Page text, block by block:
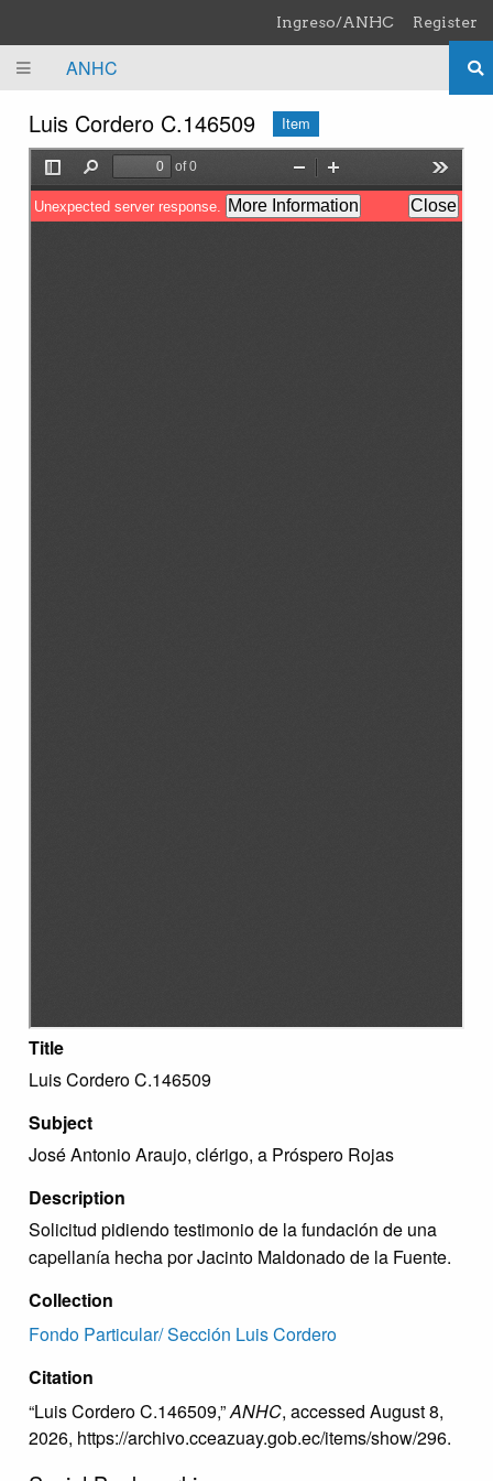
Ingreso/ANHC Register
ANHC
Luis Cordero C.146509 Item
Title
Luis Cordero C.146509
Subject
José Antonio Araujo, clérigo, a Próspero Rojas
Description
Solicitud pidiendo testimonio de la fundación de una
capellanía hecha por Jacinto Maldonado de la Fuente.
Collection
Fondo Particular/ Sección Luis Cordero
Citation
“Luis Cordero C.146509,”ANHC, accessed August 8,
2026, https://archivo.cceazuay.gob.ec/items/show/296.